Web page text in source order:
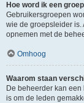
Hoe word ik een
Gebruikersgroepen
wie de groepsleider is.
opnemen met de
Omhoog
Waarom staan
De beheerder kan
is om de leden